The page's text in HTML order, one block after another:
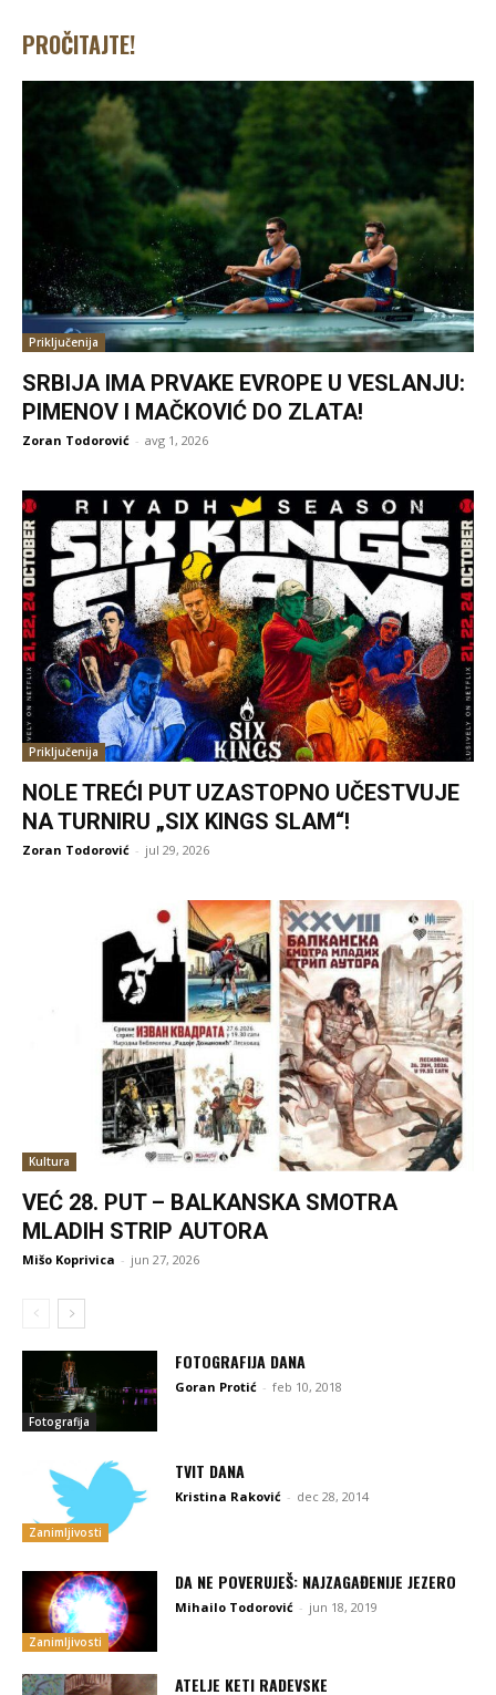
PROČITAJTE!
Priključenija
SRBIJA IMA PRVAKE EVROPE U VESLANJU:
PIMENOV I MAČKOVIĆ DO ZLATA!
Zoran Todorović - avg 1, 2026
Priključenija
NOLE TREĆI PUT UZASTOPNO UČESTVUJE
NA TURNIRU „SIX KINGS SLAM“!
Zoran Todorović - jul 29, 2026
Kultura
VEĆ 28. PUT – BALKANSKA SMOTRA
MLADIH STRIP AUTORA
Mišo Koprivica - jun 27, 2026
Fotografija
FOTOGRAFIJA DANA
Goran Protić - feb 10, 2018
Zanimljivosti
TVIT DANA
Kristina Raković - dec 28, 2014
Zanimljivosti
DA NE POVERUJEŠ: NAJZAGAĐENIJE JEZERO
Mihailo Todorović - jun 18, 2019
ATELJE KETI RADEVSKE